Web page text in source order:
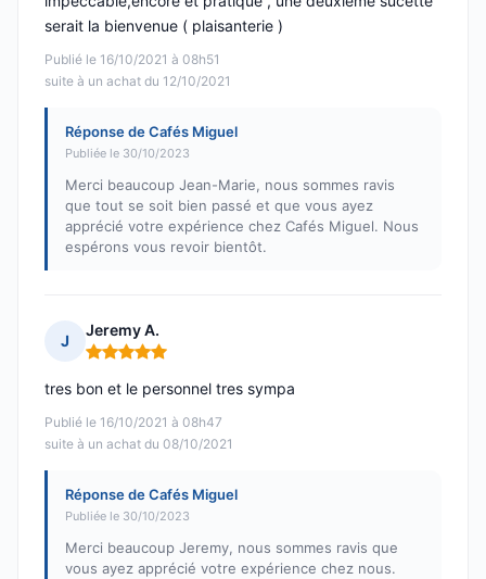
Publié le 16/10/2021 à 08h51
suite à un achat du 12/10/2021
serait la bienvenue ( plaisanterie )
Réponse de Cafés Miguel
Publiée le 30/10/2023
Merci beaucoup Jean-Marie, nous sommes ravis
que tout se soit bien passé et que vous ayez
apprécié votre expérience chez Cafés Miguel. Nous
espérons vous revoir bientôt.
J
Jeremy A.
Note : 5 sur 5
Publié le 16/10/2021 à 08h47
suite à un achat du 08/10/2021
tres bon et le personnel tres sympa
Réponse de Cafés Miguel
Publiée le 30/10/2023
Merci beaucoup Jeremy, nous sommes ravis que
vous ayez apprécié votre expérience chez nous.